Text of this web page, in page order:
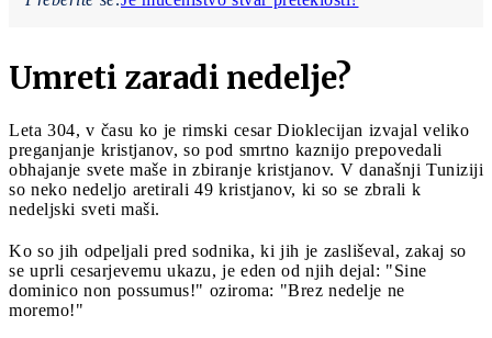
Umreti zaradi nedelje?
Leta 304, v času ko je rimski cesar Dioklecijan izvajal veliko
preganjanje kristjanov, so pod smrtno kaznijo prepovedali
obhajanje svete maše in zbiranje kristjanov. V današnji Tuniziji
so neko nedeljo aretirali 49 kristjanov, ki so se zbrali k
nedeljski sveti maši.
Ko so jih odpeljali pred sodnika, ki jih je zasliševal, zakaj so
se uprli cesarjevemu ukazu, je eden od njih dejal: "Sine
dominico non possumus!" oziroma: "Brez nedelje ne
moremo!"